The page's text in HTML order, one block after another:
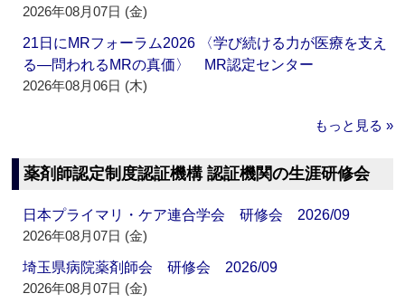
2026年08月07日 (金)
21日にMRフォーラム2026 〈学び続ける力が医療を支え
る―問われるMRの真価〉 MR認定センター
2026年08月06日 (木)
もっと見る »
薬剤師認定制度認証機構 認証機関の生涯研修会
日本プライマリ・ケア連合学会 研修会 2026/09
2026年08月07日 (金)
埼玉県病院薬剤師会 研修会 2026/09
2026年08月07日 (金)